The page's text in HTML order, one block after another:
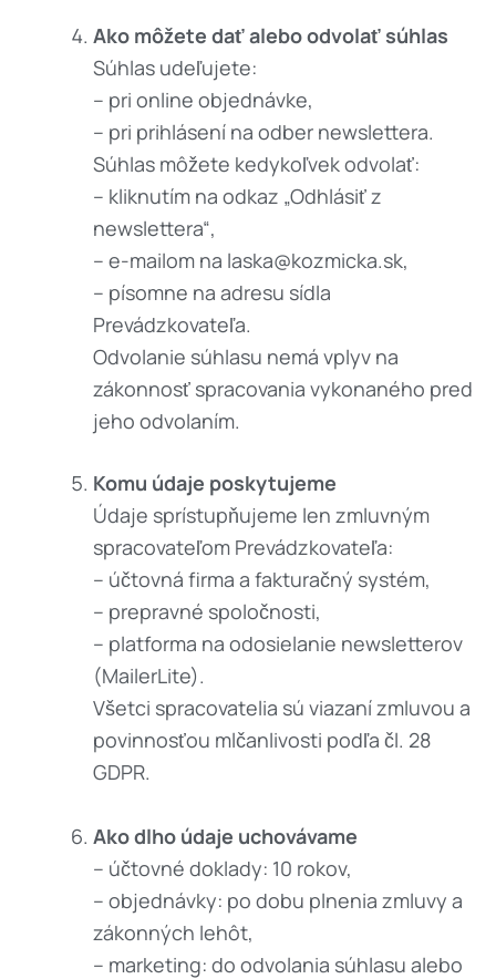
Ako môžete dať alebo odvolať súhlas
Súhlas udeľujete:
– pri online objednávke,
– pri prihlásení na odber newslettera.
Súhlas môžete kedykoľvek odvolať:
– kliknutím na odkaz „Odhlásiť z
newslettera“,
– e-mailom na laska@kozmicka.sk,
– písomne na adresu sídla
Prevádzkovateľa.
Odvolanie súhlasu nemá vplyv na
zákonnosť spracovania vykonaného pred
jeho odvolaním.
Komu údaje poskytujeme
Údaje sprístupňujeme len zmluvným
spracovateľom Prevádzkovateľa:
– účtovná firma a fakturačný systém,
– prepravné spoločnosti,
– platforma na odosielanie newsletterov
(MailerLite).
Všetci spracovatelia sú viazaní zmluvou a
povinnosťou mlčanlivosti podľa čl. 28
GDPR.
Ako dlho údaje uchovávame
– účtovné doklady: 10 rokov,
– objednávky: po dobu plnenia zmluvy a
zákonných lehôt,
– marketing: do odvolania súhlasu alebo